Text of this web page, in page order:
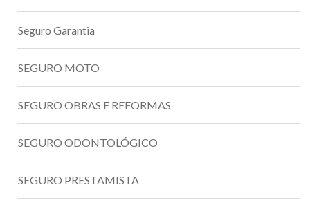
Seguro Garantia
SEGURO MOTO
SEGURO OBRAS E REFORMAS
SEGURO ODONTOLÓGICO
SEGURO PRESTAMISTA